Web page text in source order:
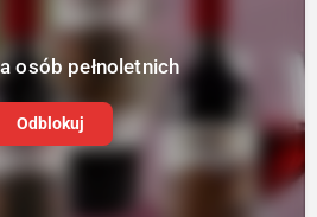
osób pełnoletnich
Odblokuj